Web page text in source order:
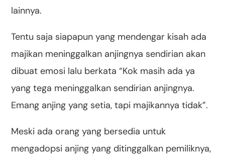
lainnya.
Tentu saja siapapun yang mendengar kisah ada
majikan meninggalkan anjingnya sendirian akan
dibuat emosi lalu berkata “Kok masih ada ya
yang tega meninggalkan sendirian anjingnya.
Emang anjing yang setia, tapi majikannya tidak”.
Meski ada orang yang bersedia untuk
mengadopsi anjing yang ditinggalkan pemiliknya,